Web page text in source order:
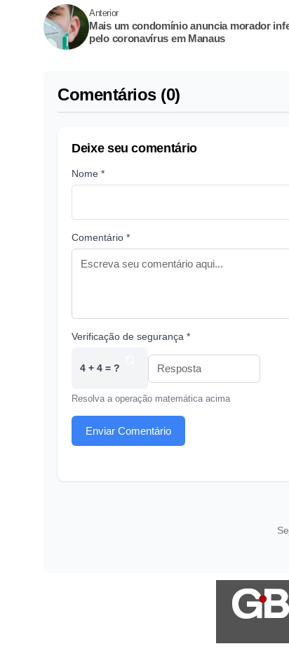
Anterior
Mais um condomínio anuncia morador
pelo coronavírus em Manaus
Comentários (0)
Deixe seu comentário
Nome *
Comentário *
Verificação de segurança *
4 + 4 = ?
Resolva a operação matemática acima
Enviar Comentário